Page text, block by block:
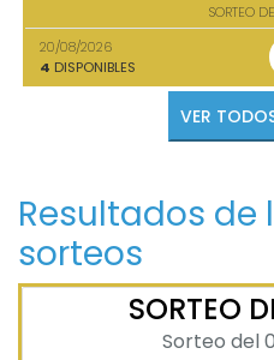
SORTEO
20/08/2026
4 DISPONIBLES
Resultados de
sorteos
SORTEO
Sorteo del